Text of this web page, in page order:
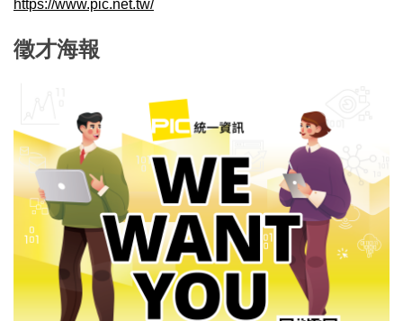
https://www.pic.net.tw/
徵才海報